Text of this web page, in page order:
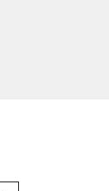
シェアする